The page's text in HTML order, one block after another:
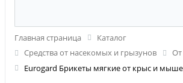
Главная страница
Каталог
Средства от насекомых и грызунов
Eurogard Брикеты мягкие от крыс и